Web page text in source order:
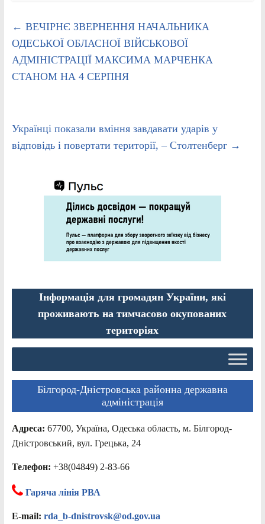
← ВЕЧІРНЄ ЗВЕРНЕННЯ НАЧАЛЬНИКА
ОДЕСЬКОЇ ОБЛАСНОЇ ВІЙСЬКОВОЇ
АДМІНІСТРАЦІЇ МАКСИМА МАРЧЕНКА
СТАНОМ НА 4 СЕРПНЯ
Українці показали вміння завдавати ударів у
відповідь і повертати території, – Столтенберг →
Інформація для громадян України, які
проживають на тимчасово окупованих
територіях
Білгород-Дністровська районна державна
адміністрація
Адреса: 67700, Україна, Одеська область, м. Білгород-
Дністровський, вул. Грецька, 24
Телефон: +38(04849) 2-83-66
Гаряча лінія РВА
E-mail: rda_b-dnistrovsk@od.gov.ua